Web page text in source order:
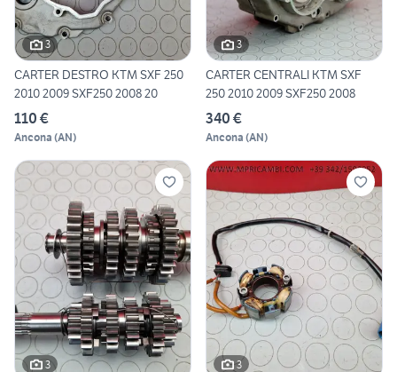
3
CARTER DESTRO KTM SXF 250
2010 2009 SXF250 2008 20
110 €
Ancona (AN)
3
CARTER CENTRALI KTM SXF
250 2010 2009 SXF250 2008
340 €
Ancona (AN)
3 3